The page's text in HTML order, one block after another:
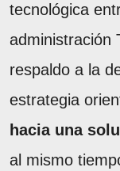
tecnológica
administración
respaldo a la
estrategia
hacia una
al mismo